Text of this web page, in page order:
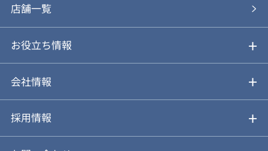
あなぶきの買取
仲介と買取のメリット・デメリット
動画やパンフレットで見る
購入の流れ
購入前も後も安心サポート
お気に入り
店舗一覧
お役立ち情報
不動産Q&A
アルファジャーナル
会社情報
会社概要
採用情報